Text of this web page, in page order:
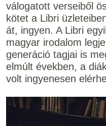
válogatott verseiből
kötet a Libri
át, ingyen. A Libri
magyar irodalom
generáció tagjai is
elmúlt években, a
volt ingyenesen